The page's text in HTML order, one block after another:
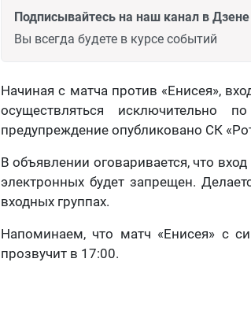
Подписывайтесь на наш канал в Дзене
Вы всегда будете в курсе событий
Начиная с матча против «Енисея»,
осуществляться исключительно
предупреждение опубликовано СК
В объявлении оговаривается, что
электронных будет запрещен.
входных группах.
Напоминаем, что матч «Енисея» с
прозвучит в 17:00.